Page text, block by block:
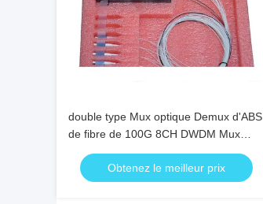
double type Mux optique Demux d'ABS
de fibre de 100G 8CH DWDM Mux
Demux CH16-CH23
Obtenez le meilleur prix